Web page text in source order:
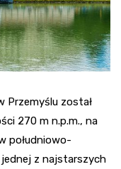
Przemyślu został
270 m n.p.m., na
południowo-
jednej z najstarszych